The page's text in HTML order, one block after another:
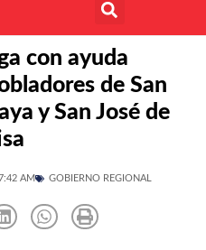
con ayuda
de San
y San José de
AM GOBIERNO REGIONAL